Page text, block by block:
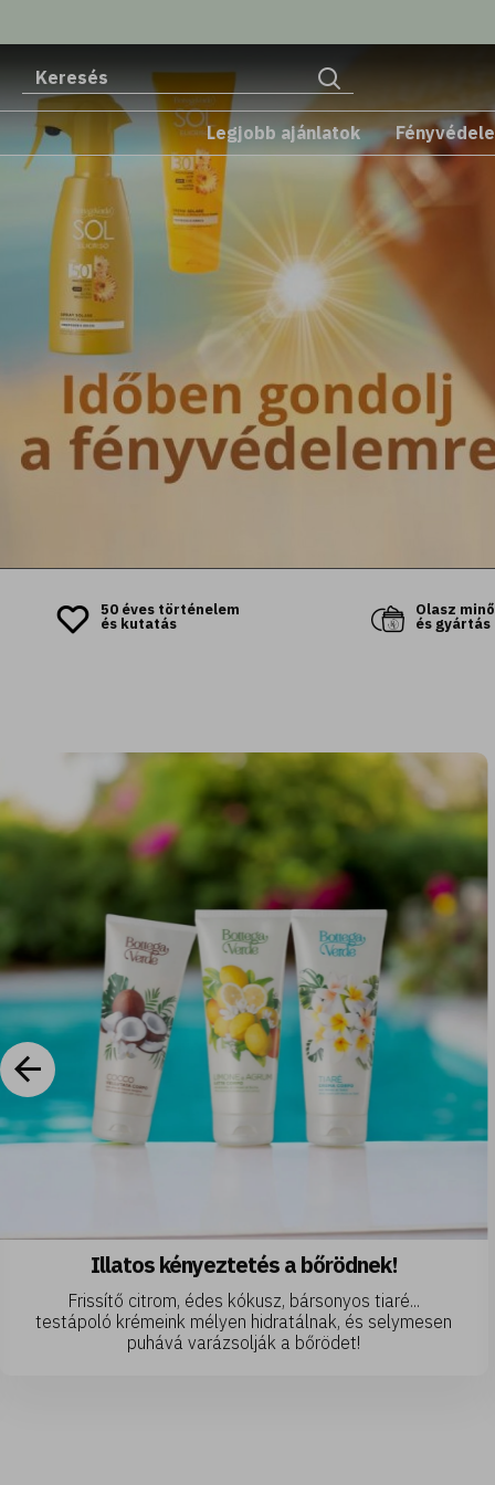
Legjobb ajánlatok
50 éves történelem
és kutatás
Olasz
és gyártás
lábak?
a nyári napok, a lábak újra
elő a szandálokat és
a többiről!
Illatos
Frissítő citrom,
testápoló krémeink